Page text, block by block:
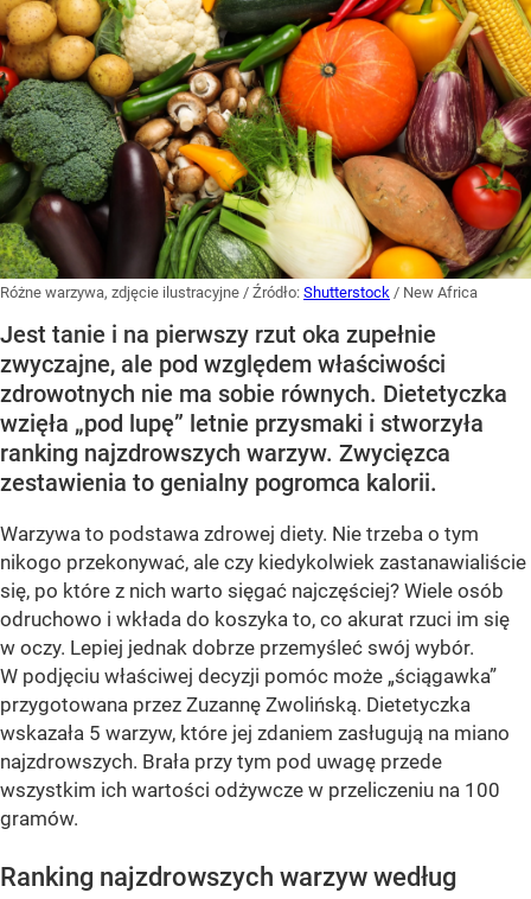
Różne warzywa, zdjęcie ilustracyjne / Źródło: Shutterstock / New Africa
Jest tanie i na pierwszy rzut oka zupełnie
zwyczajne, ale pod względem właściwości
zdrowotnych nie ma sobie równych. Dietetyczka
wzięła „pod lupę” letnie przysmaki i stworzyła
ranking najzdrowszych warzyw. Zwycięzca
zestawienia to genialny pogromca kalorii.
Warzywa to podstawa zdrowej diety. Nie trzeba o tym
nikogo przekonywać, ale czy kiedykolwiek zastanawialiście
się, po które z nich warto sięgać najczęściej? Wiele osób
odruchowo i wkłada do koszyka to, co akurat rzuci im się
w oczy. Lepiej jednak dobrze przemyśleć swój wybór.
W podjęciu właściwej decyzji pomóc może „ściągawka”
przygotowana przez Zuzannę Zwolińską. Dietetyczka
wskazała 5 warzyw, które jej zdaniem zasługują na miano
najzdrowszych. Brała przy tym pod uwagę przede
wszystkim ich wartości odżywcze w przeliczeniu na 100
gramów.
Ranking najzdrowszych warzyw według